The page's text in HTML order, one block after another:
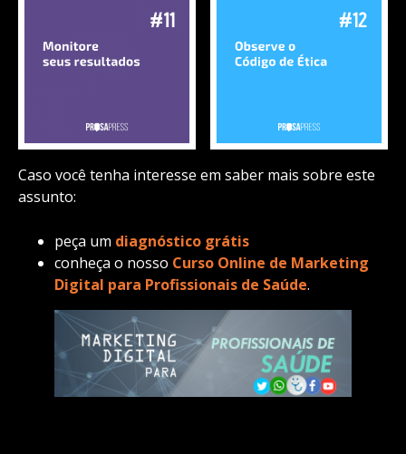
Caso você tenha interesse em saber mais sobre este
assunto:
peça um diagnóstico grátis
conheça o nosso Curso Online de Marketing
Digital para Profissionais de Saúde.